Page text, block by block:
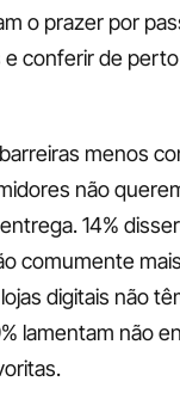
o prazer por
conferir de
menos
não
14%
comumente
digitais não
lamentam não